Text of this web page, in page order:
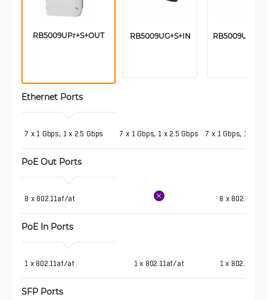
RB5009UPr+S+OUT RB5009UG+S+IN
Ethernet Ports
7 x 1 Gbps, 1 x 2.5 Gbps 7 x 1 Gbps, 1 x 2.5 Gbps 7 x 1 Gbps, 1 x 2.5
PoE Out Ports
8 x 802.11af/at 8 x 802.11af/
PoE In Ports
1 x 802.11af/at 1 x 802.11af/at 1 x 802.11af/
SFP Ports